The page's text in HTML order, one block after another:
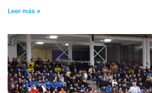
Leer más »